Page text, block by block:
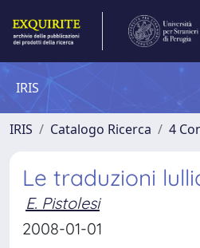
IRIS
IRIS Catalogo Ricerca 4
Le traduzioni
E. Pistolesi
2008-01-01